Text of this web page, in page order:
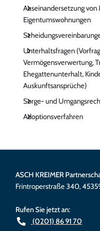
Auseinandersetzung
Eigentumswohnungen
Unterhaltsfragen
Vermögensverwertung,
Ehegattenunterhalt,
Auskunftsansprüche)
Sorge- und
Adoptionsverfahren
ASCH KREIMER
Frintroperstraße 340,
Rufen Sie jetzt an:
(0201) 86 91 70